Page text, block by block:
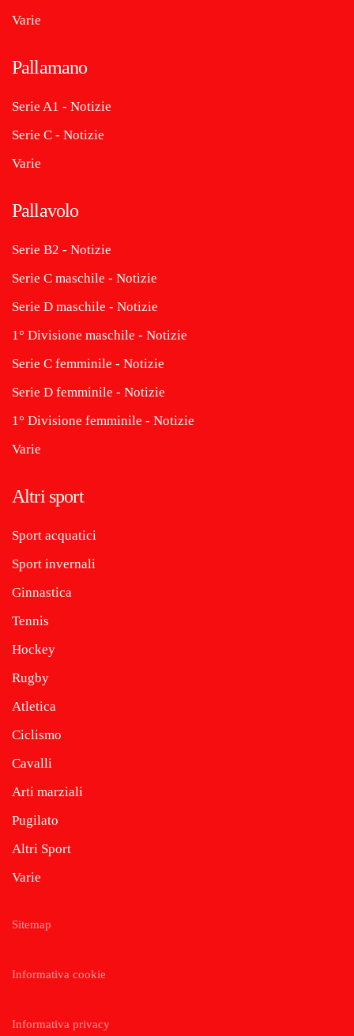
Varie
Pallamano
Serie A1 - Notizie
Serie C - Notizie
Varie
Pallavolo
Serie B2 - Notizie
Serie C maschile - Notizie
Serie D maschile - Notizie
1° Divisione maschile - Notizie
Serie C femminile - Notizie
Serie D femminile - Notizie
1° Divisione femminile - Notizie
Varie
Altri sport
Sport acquatici
Sport invernali
Ginnastica
Tennis
Hockey
Rugby
Atletica
Ciclismo
Cavalli
Arti marziali
Pugilato
Altri Sport
Varie
Sitemap
Informativa cookie
Informativa privacy